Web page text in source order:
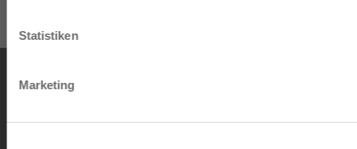
Statistiken
Marketing